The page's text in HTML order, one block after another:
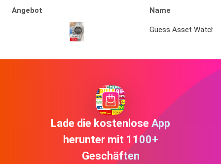
Angebot Name
Guess Asset Watch
Lade die kostenlose App
herunter mit 1100+
Geschäften